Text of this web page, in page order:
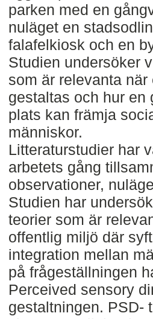
parken med en
nuläget en
falafelkiosk och en
Studien undersöker
som är relevanta
gestaltas och hur en
plats kan främja
människor.
Litteraturstudier har
arbetets gång
observationer,
Studien har
teorier som är
offentlig miljö där
integration mellan
på frågeställningen
Perceived sensory
gestaltningen. PSD-